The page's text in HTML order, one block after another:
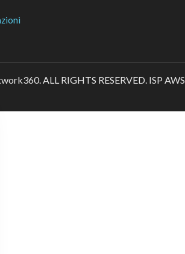
ALL RIGHTS RESERVED. ISP AWS